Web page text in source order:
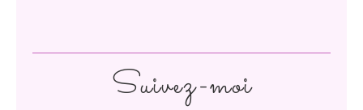
Suivez-moi